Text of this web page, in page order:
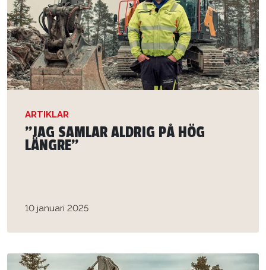
ARTIKLAR
”JAG SAMLAR ALDRIG PÅ HÖG
LÄNGRE”
10 januari 2025